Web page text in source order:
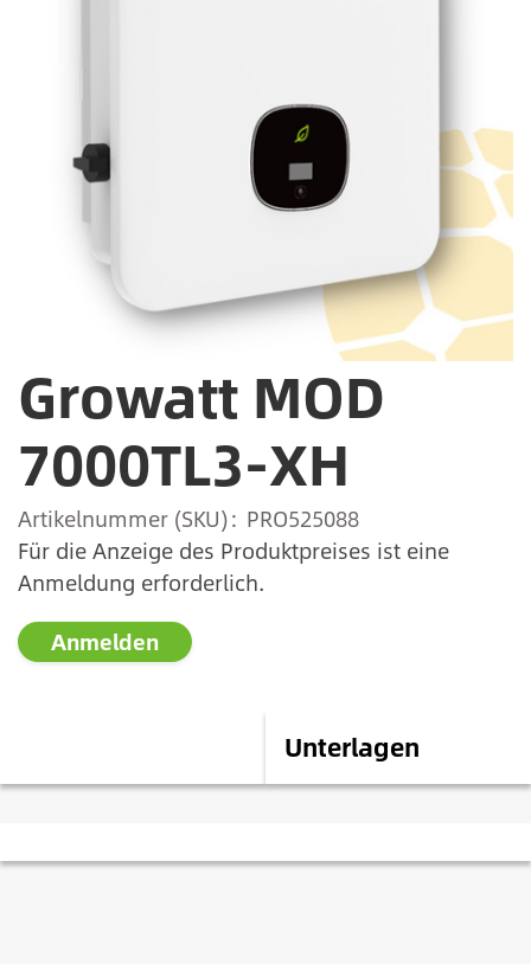
Growatt MOD
7000TL3-XH
Artikelnummer (SKU)
PRO525088
Für die Anzeige des Produktpreises ist eine
Anmeldung erforderlich.
Anmelden
Unterlagen